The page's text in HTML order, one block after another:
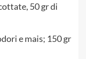
50 gr di
e mais; 150 gr